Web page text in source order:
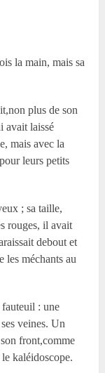
la main, mais sa
plus de son
avait laissé
mais avec la
leurs petits
; sa taille,
rouges, il avait
debout et
les méchants au
fauteuil : une
veines. Un
front,comme
kaléidoscope.